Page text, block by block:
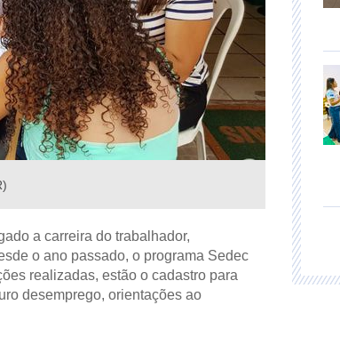
a carreira do trabalhador,
o ano passado, o programa Sedec
realizadas, estão o cadastro para
desemprego, orientações ao